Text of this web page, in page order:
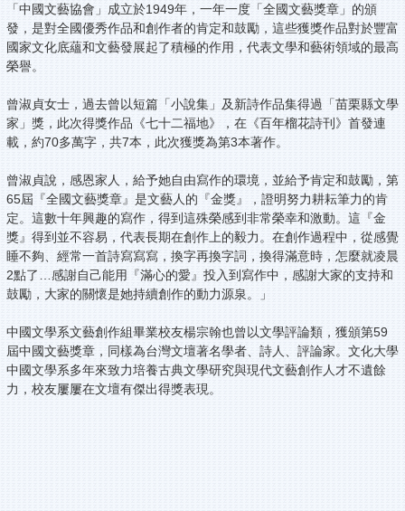
「中國文藝協會」成立於1949年，一年一度「全國文藝獎章」的頒
發，是對全國優秀作品和創作者的肯定和鼓勵，這些獲獎作品對於豐富
國家文化底蘊和文藝發展起了積極的作用，代表文學和藝術領域的最高
榮譽。
曾淑貞女士，過去曾以短篇「小說集」及新詩作品集得過「苗栗縣文學
家」獎，此次得獎作品《七十二福地》，在《百年榴花詩刊》首發連
載，約70多萬字，共7本，此次獲獎為第3本著作。
曾淑貞說，感恩家人，給予她自由寫作的環境，並給予肯定和鼓勵，第
65屆『全國文藝獎章』是文藝人的『金獎』，證明努力耕耘筆力的肯
定。這數十年興趣的寫作，得到這殊榮感到非常榮幸和激動。這『金
獎』得到並不容易，代表長期在創作上的毅力。在創作過程中，從感覺
睡不夠、經常一首詩寫寫寫，換字再換字詞，換得滿意時，怎麼就凌晨
2點了…感謝自己能用『滿心的愛』投入到寫作中，感謝大家的支持和
鼓勵，大家的關懷是她持續創作的動力源泉。」
中國文學系文藝創作組畢業校友楊宗翰也曾以文學評論類，獲頒第59
屆中國文藝獎章，同樣為台灣文壇著名學者、詩人、評論家。文化大學
中國文學系多年來致力培養古典文學研究與現代文藝創作人才不遺餘
力，校友屢屢在文壇有傑出得獎表現。